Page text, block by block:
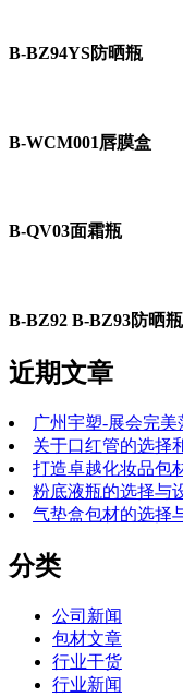
B-BZ94YS防晒瓶
B-WCM001唇膜盒
B-QV03面霜瓶
B-BZ92 B-BZ93防晒瓶
近期文章
广州宇塑-展会完
关于口红管的选择
打造卓越化妆品包
粉底液瓶的选择与
气垫盒包材的选择
分类
公司新闻
包材文章
行业干货
行业新闻